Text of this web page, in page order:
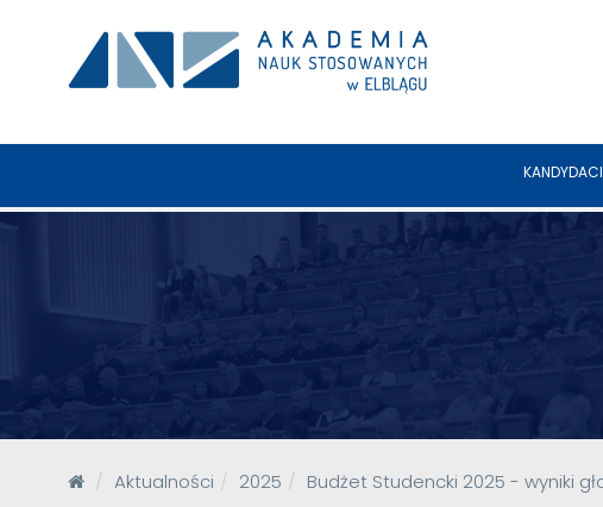
KANDYDACI
Aktualności 2025 Budżet Studencki 2025 - wyniki